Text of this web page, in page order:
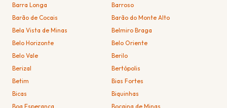
Barra Longa
Barroso
Barão de Cocais
Barão do Monte Alto
Bela Vista de Minas
Belmiro Braga
Belo Horizonte
Belo Oriente
Belo Vale
Berilo
Berizal
Bertópolis
Betim
Bias Fortes
Bicas
Biquinhas
Boa Esperança
Bocaina de Minas